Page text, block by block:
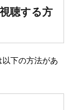
聴する方
下の方法があ